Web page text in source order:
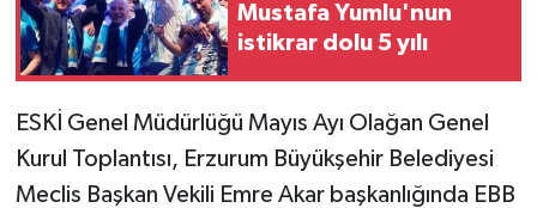
Mustafa Yumlu'nun
istikrar dolu 5 yılı
ESKİ Genel Müdürlüğü Mayıs Ayı Olağan Genel
Kurul Toplantısı, Erzurum Büyükşehir Belediyesi
Meclis Başkan Vekili Emre Akar başkanlığında EBB